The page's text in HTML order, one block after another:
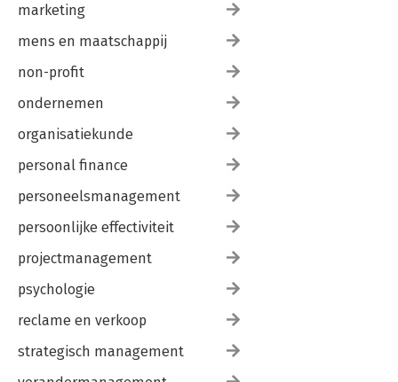
marketing
mens en maatschappij
non-profit
ondernemen
organisatiekunde
personal finance
personeelsmanagement
persoonlijke effectiviteit
projectmanagement
psychologie
reclame en verkoop
strategisch management